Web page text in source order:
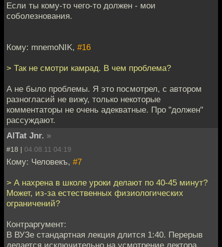
Если ты кому-то чего-то должен - мои
соболезнования.
Кому: mnemoNIK, #16
> Так не смотри камрад. В чем проблема?
А не было проблемы. Я это посмотрел, с автором
разногласий не вижу, только некоторые
комментаторы не очень адекватные. Про "должен"
рассуждают.
AlTat Jnr. »
#18 | 04.08.11 04:19
Кому: Человекъ, #7
> А нахрена в школе уроки делают по 40-45 минут?
Может, из-за естественных физиологических
ограничений?
Контраргумент:
В ВУЗе стандартная лекция длится 1:40. Перерыв